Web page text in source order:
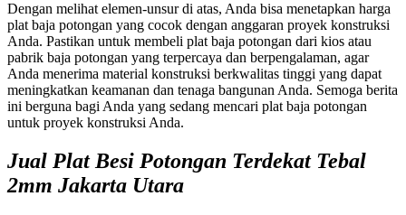
Dengan melihat elemen-unsur di atas, Anda bisa menetapkan harga
plat baja potongan yang cocok dengan anggaran proyek konstruksi
Anda. Pastikan untuk membeli plat baja potongan dari kios atau
pabrik baja potongan yang terpercaya dan berpengalaman, agar
Anda menerima material konstruksi berkwalitas tinggi yang dapat
meningkatkan keamanan dan tenaga bangunan Anda. Semoga berita
ini berguna bagi Anda yang sedang mencari plat baja potongan
untuk proyek konstruksi Anda.
Jual Plat Besi Potongan Terdekat Tebal
2mm Jakarta Utara